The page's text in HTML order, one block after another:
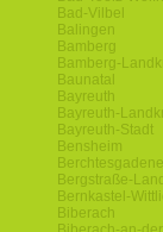
Bad-Vilbel
Balingen
Bamberg
Bamberg-
Baunatal
Bayreuth
Bayreuth-
Bayreuth-Stadt
Bensheim
Bergstraße-
Bernkastel-
Biberach